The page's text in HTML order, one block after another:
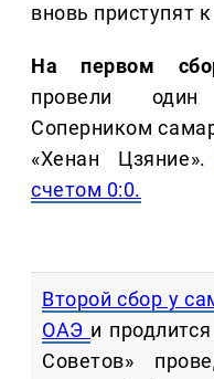
вновь приступят
На первом
провели
Соперником
«Хенан Цзяние».
счетом 0:0.
Второй сбор у
ОАЭ и
Советов»